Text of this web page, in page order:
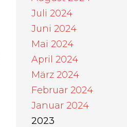
Juli 2024
Juni 2024
Mai 2024
April 2024
März 2024
Februar 2024
Januar 2024
2023